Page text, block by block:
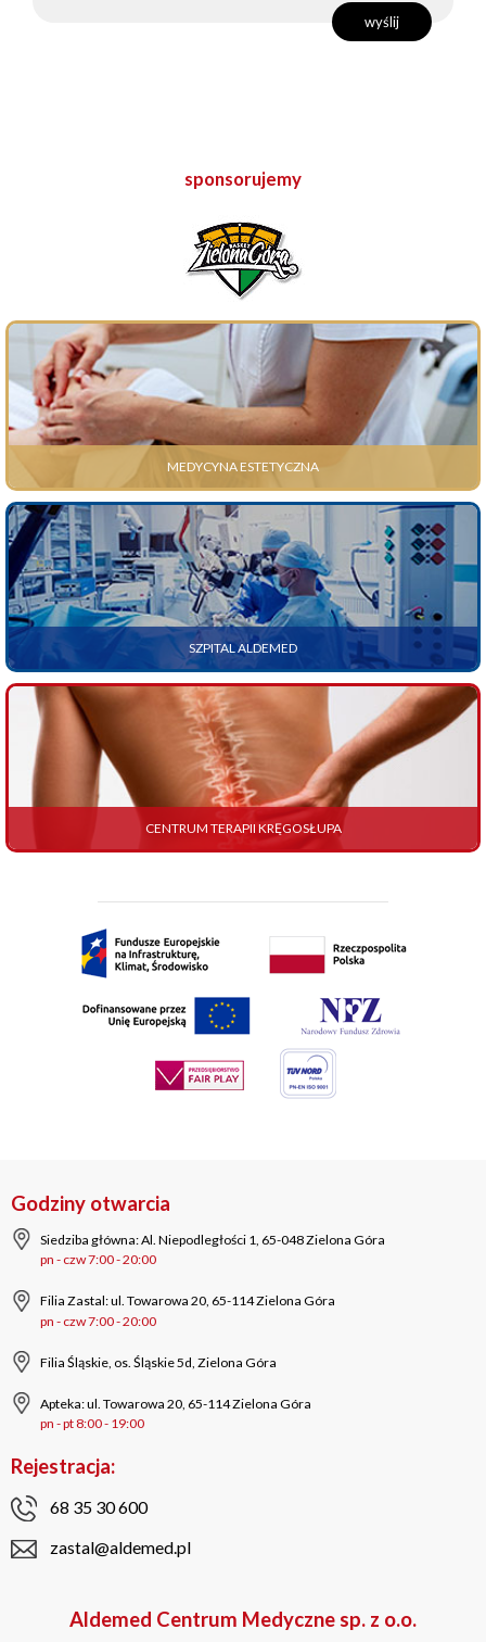
sponsorujemy
MEDYCYNA ESTETYCZNA
SZPITAL ALDEMED
CENTRUM TERAPII KRĘGOSŁUPA
Godziny otwarcia
Siedziba główna: Al. Niepodległości 1, 65-048 Zielona Góra
pn - czw 7:00 - 20:00
Filia Zastal: ul. Towarowa 20, 65-114 Zielona Góra
pn - czw 7:00 - 20:00
Filia Śląskie, os. Śląskie 5d, Zielona Góra
Apteka: ul. Towarowa 20, 65-114 Zielona Góra
pn - pt 8:00 - 19:00
Rejestracja:
68 35 30 600
zastal@aldemed.pl
Aldemed Centrum Medyczne sp. z o.o.